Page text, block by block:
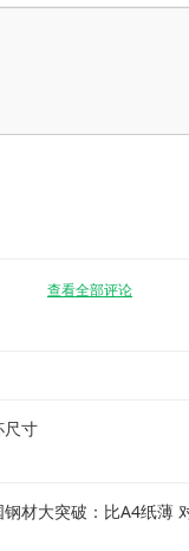
查看全部评论
尺寸
材大突破：比A4纸薄